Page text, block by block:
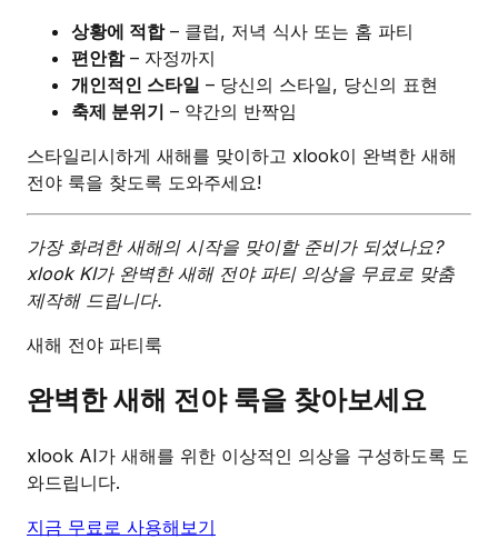
상황에 적합– 클럽, 저녁 식사 또는 홈 파티
편안함– 자정까지
개인적인 스타일 – 당신의 스타일, 당신의 표현
축제 분위기 – 약간의 반짝임
스타일리시하게 새해를 맞이하고 xlook이 완벽한 새해
전야 룩을 찾도록 도와주세요!
가장 화려한 새해의 시작을 맞이할 준비가 되셨나요?
xlook KI가 완벽한 새해 전야 파티 의상을 무료로 맞춤
제작해 드립니다.
새해 전야 파티룩
완벽한 새해 전야 룩을 찾아보세요
xlook AI가 새해를 위한 이상적인 의상을 구성하도록 도
와드립니다.
지금 무료로 사용해보기